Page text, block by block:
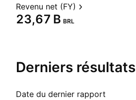
Revenu net (FY)
‪23,67 B‬ BRL
Derniers résultats
Date du dernier rapport